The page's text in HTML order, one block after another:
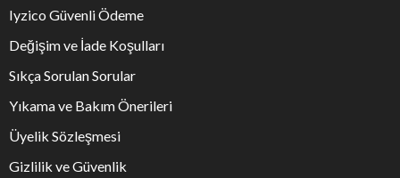
Iyzico Güvenli Ödeme
Değişim ve İade Koşulları
Sıkça Sorulan Sorular
Yıkama ve Bakım Önerileri
Üyelik Sözleşmesi
Gizlilik ve Güvenlik